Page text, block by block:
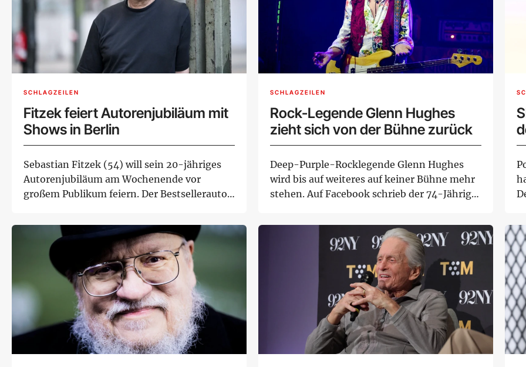
SCHLAGZEILEN
Fitzek feiert Autorenjubiläum mit
Shows in Berlin
Sebastian Fitzek (54) will sein 20-jähriges
Autorenjubiläum am Wochenende vor
großem Publikum feiern. Der Bestsellerautor
SCHLAGZEILEN
Rock-Legende Glenn Hughes
zieht sich von der Bühne zurück
Deep-Purple-Rocklegende Glenn Hughes
wird bis auf weiteres auf keiner Bühne mehr
stehen. Auf Facebook schrieb der 74-Jährige